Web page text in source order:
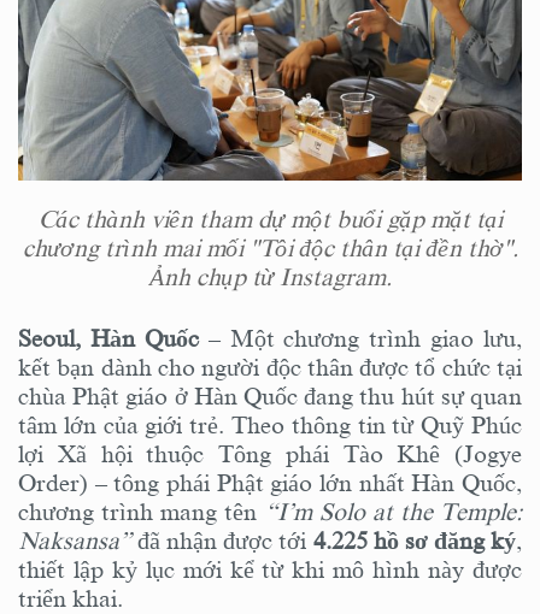
Các thành viên tham dự một buổi gặp mặt tại
chương trình mai mối "Tôi độc thân tại đền thờ".
Ảnh chụp từ Instagram.
Seoul, Hàn Quốc– Một chương trình giao lưu,
kết bạn dành cho người độc thân được tổ chức tại
chùa Phật giáo ở Hàn Quốc đang thu hút sự quan
tâm lớn của giới trẻ. Theo thông tin từ Quỹ Phúc
lợi Xã hội thuộc Tông phái Tào Khê (Jogye
Order) – tông phái Phật giáo lớn nhất Hàn Quốc,
chương trình mang tên “I’m Solo at the Temple:
Naksansa”đã nhận được tới 4.225 hồ sơ đăng ký,
thiết lập kỷ lục mới kể từ khi mô hình này được
triển khai.